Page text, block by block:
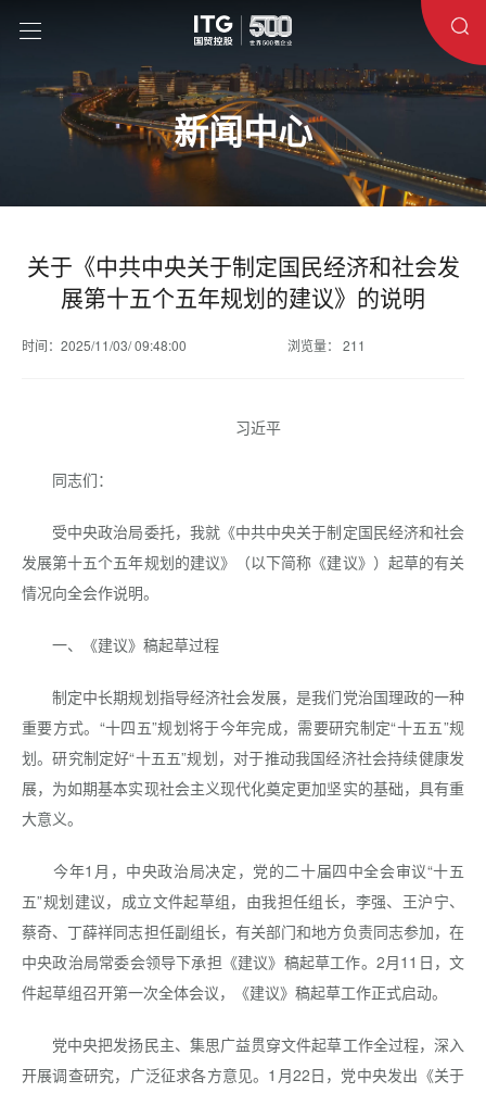
新闻中心
关于《中共中央关于制定国民经济和社会发
展第十五个五年规划的建议》的说明
时间：2025/11/03/ 09:48:00 浏览量： 211
习近平
同志们：
受中央政治局委托，我就《中共中央关于制定国民经济和社会
发展第十五个五年规划的建议》（以下简称《建议》）起草的有关
情况向全会作说明。
一、《建议》稿起草过程
制定中长期规划指导经济社会发展，是我们党治国理政的一种
重要方式。“十四五”规划将于今年完成，需要研究制定“十五五”规
划。研究制定好“十五五”规划，对于推动我国经济社会持续健康发
展，为如期基本实现社会主义现代化奠定更加坚实的基础，具有重
大意义。
今年1月，中央政治局决定，党的二十届四中全会审议“十五
五”规划建议，成立文件起草组，由我担任组长，李强、王沪宁、
蔡奇、丁薛祥同志担任副组长，有关部门和地方负责同志参加，在
中央政治局常委会领导下承担《建议》稿起草工作。2月11日，文
件起草组召开第一次全体会议，《建议》稿起草工作正式启动。
党中央把发扬民主、集思广益贯穿文件起草工作全过程，深入
开展调查研究，广泛征求各方意见。1月22日，党中央发出《关于